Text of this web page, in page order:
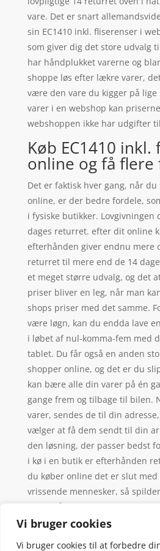
Vi bruger cookies
Vi bruger cookies til at forbedre
vare. Det er snart
sin EC1410 inkl. fliserenser i
som giver dig det store udvalg
har håndplukket varerne og
shoppe løs efter lækre varer,
være den vare du kigger på lige
varer i en webshop kan
webshoppen ikke har udgifter
Køb EC1410
online og få flere
Det er faktisk hver gang, når
online, er der bedre fordele,
i fysiske butikker. Lovgivningen
dages returret. efter dit online
efterhånden giver endnu mere
returret til mere end de 14
et meget større udvalg, og det
priser bliver en leg, når man
shops priser med det samme.
være løgn, kan du endda lave
i løbet af nul-komma-fem med
tablet. Du får også en anden
shopper online, og det er du
kan bære alle din varer på én
gange frem og tilbage til bilen.
varer, sendes de til din
vælger at få dem sendt til din
den løsning, der passer bedst
i kø i en butik er efterhånden
du køber online det er slut
vrissende mennesker, så
vente på fru Hansen, der lige
hver enkelt ting koster.